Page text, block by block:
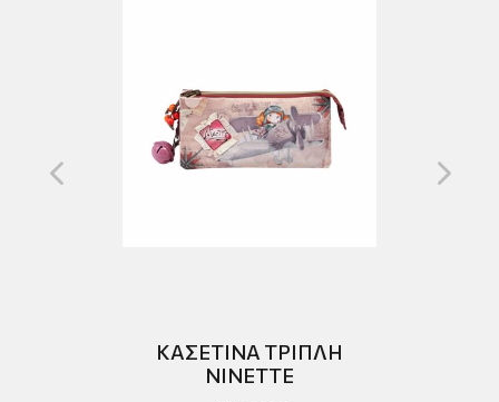
ΚΑΣΕΤΙΝΑ ΤΡΙΠΛΗ
NINETTE